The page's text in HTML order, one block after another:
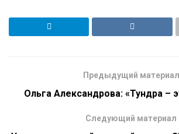
Предыдущий материал
Ольга Александрова: «Тундра –
Следующий материал